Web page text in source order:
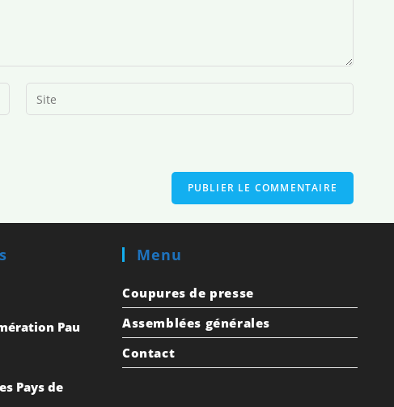
Pau
Pays de
Menu
Coupures de presse
Assemblées générales
Contact